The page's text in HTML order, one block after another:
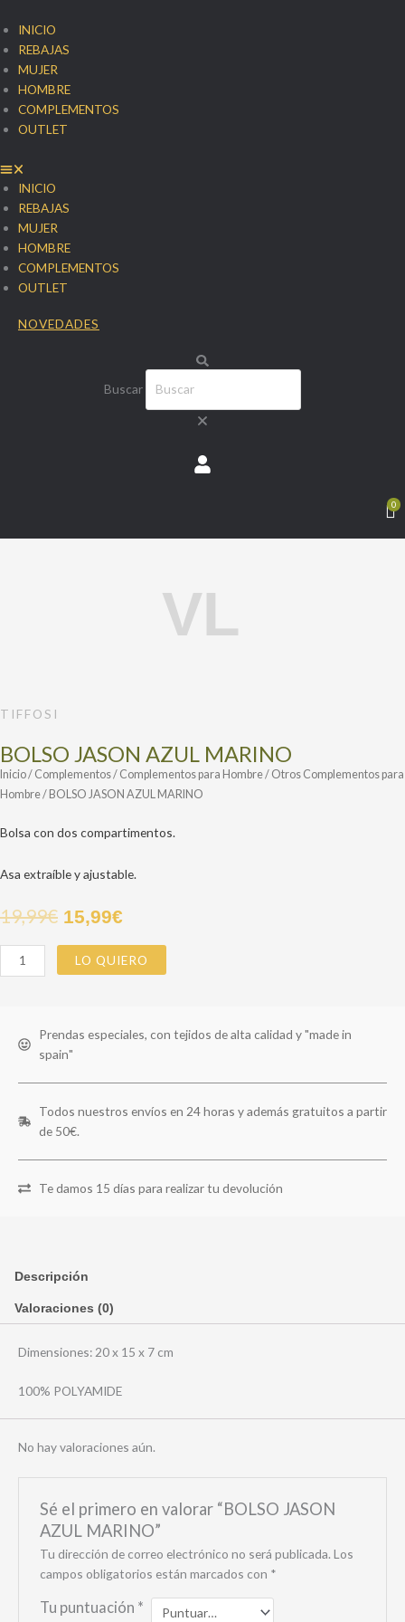
al
contenido
INICIO
REBAJAS
MUJER
HOMBRE
COMPLEMENTOS
OUTLET
INICIO
REBAJAS
MUJER
HOMBRE
COMPLEMENTOS
OUTLET
NOVEDADES
Buscar
0
TIFFOSI
BOLSO JASON AZUL MARINO
Inicio/ Complementos/ Complementos para Hombre/ Otros Complementos para
Hombre/ BOLSO JASON AZUL MARINO
Bolsa con dos compartimentos.
Asa extraíble y ajustable.
19,99€ 15,99€
LO QUIERO
Prendas especiales, con tejidos de alta calidad y "made in
spain"
Todos nuestros envíos en 24 horas y además gratuitos a partir
de 50€.
Te damos 15 días para realizar tu devolución
Descripción
Valoraciones (0)
Dimensiones: 20 x 15 x 7 cm
100% POLYAMIDE
No hay valoraciones aún.
Sé el primero en valorar “BOLSO JASON
AZUL MARINO”
Tu dirección de correo electrónico no será publicada. Los
campos obligatorios están marcados con *
Tu puntuación *